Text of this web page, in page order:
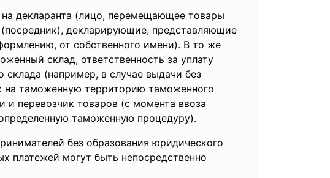
на декларанта (лицо, перемещающее товары
декларирующие, представляющие
от собственного имени). В то же
склад, ответственность за уплату
склада (например, в случае выдачи без
на таможенную территорию таможенного
и перевозчик товаров (с момента ввоза
таможенную процедуру).
без образования юридического
платежей могут быть непосредственно